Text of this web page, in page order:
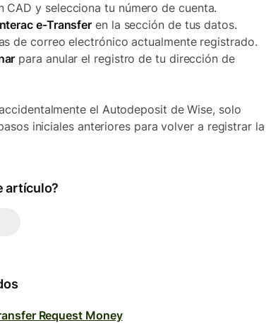
CAD y selecciona tu número de cuenta.
e-Transfer en la sección de tus datos.
de correo electrónico actualmente registrado.
para anular el registro de tu dirección de
el Autodeposit de Wise, solo
iniciales anteriores para volver a registrar la
artículo?
Request Money